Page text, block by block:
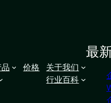
价格
关于我们
行业百科
最